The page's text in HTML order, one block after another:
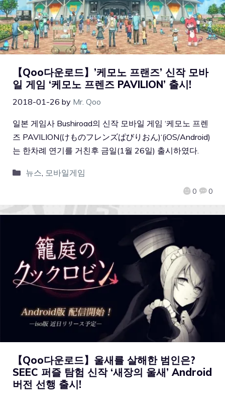
【Qoo다운로드】’케모노 프랜즈’ 신작 모바
일 게임 ‘케모노 프렌즈 PAVILION’ 출시!
2018-01-26 by Mr. Qoo
0 0
일본 게임사 Bushiroad의 신작 모바일 게임 ‘케모노 프렌
즈 PAVILION(けものフレンズぱびりおん)‘(iOS/Android)
는 한차례 연기를 거친후 금일(1월 26일) 출시하였다.
뉴스, 모바일게임
【Qoo다운로드】울새를 살해한 범인은?
SEEC 퍼즐 탐험 신작 ‘새장의 울새’ Android
버전 선행 출시!